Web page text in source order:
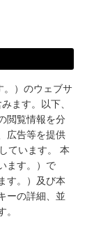
。）のウェブサ
ます。以下、
閲覧情報を分
広告等を提供
ています。 本
ます。）で
す。）及び本
ーの詳細、並